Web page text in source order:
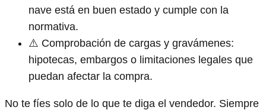
nave está en buen estado y cumple con la
normativa.
⚠️ Comprobación de cargas y gravámenes:
hipotecas, embargos o limitaciones legales que
puedan afectar la compra.
No te fíes solo de lo que te diga el vendedor. Siempre